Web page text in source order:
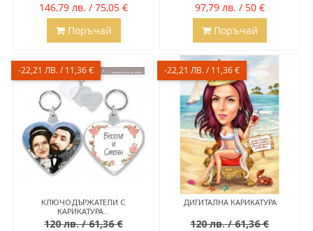
146,79 лв. / 75,05 €
Поръчай
97,79 лв. / 50 €
Поръчай
КЛЮЧОДЪРЖАТЕЛИ С
КАРИКАТУРА...
120 лв. / 61,36 €
-22,21 ЛВ. / 11,36 €
ДИГИТАЛНА КАРИКАТУРА
120 лв. / 61,36 €
-22,21 ЛВ. / 11,36 €